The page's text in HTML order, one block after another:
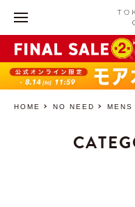
HOME NO NEED MENS